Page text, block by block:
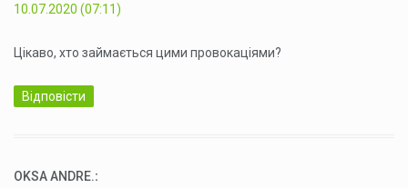
10.07.2020 (07:11)
Цікаво, хто займається цими провокаціями?
Відповісти
OKSA ANDRE.: